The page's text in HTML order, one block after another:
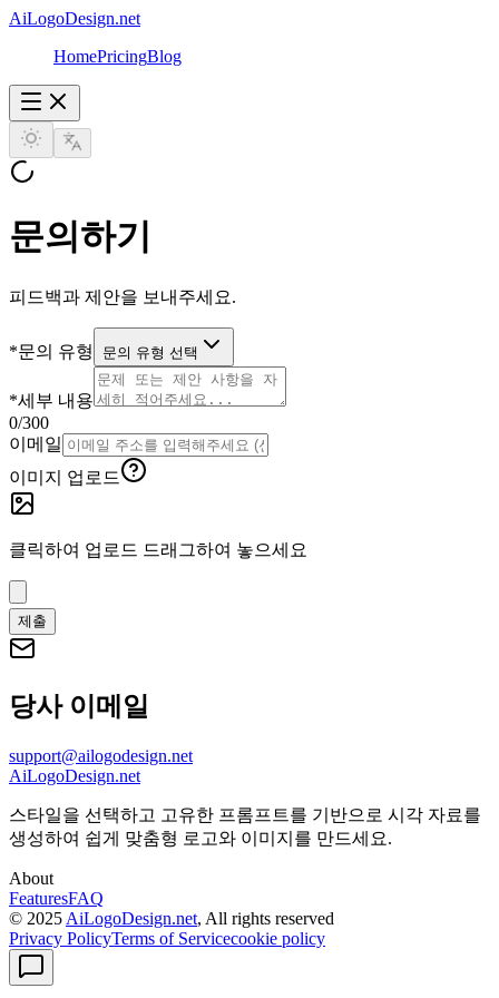
AiLogoDesign.net
HomePricingBlog
문의하기
피드백과 제안을 보내주세요.
*문의 유형 문의 유형 선택
*세부 내용
0/300
이메일
이미지 업로드
클릭하여 업로드 드래그하여 놓으세요
제출
당사 이메일
support@ailogodesign.net
AiLogoDesign.net
스타일을 선택하고 고유한 프롬프트를 기반으로 시각 자료를
생성하여 쉽게 맞춤형 로고와 이미지를 만드세요.
About
FeaturesFAQ
© 2025 AiLogoDesign.net, All rights reserved
Privacy PolicyTerms of Servicecookie policy